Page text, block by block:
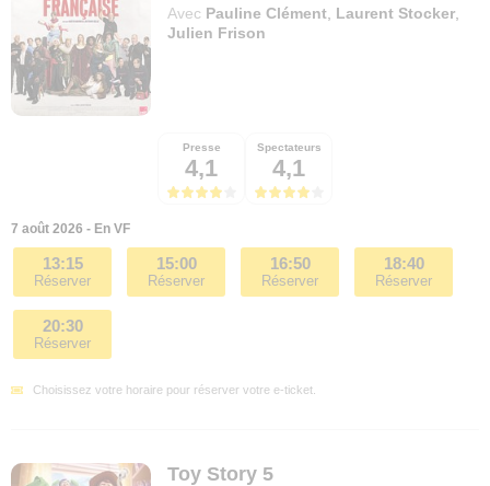
Avec Pauline Clément Laurent Stocker
Julien Frison
Presse
4,1
Spectateurs
4,1
7 août 2026 - En VF
13:15
Réserver
15:00
Réserver
16:50
Réserver
18:40
Réserver
20:30
Réserver
Choisissez votre horaire pour réserver votre e-ticket.
Toy Story 5